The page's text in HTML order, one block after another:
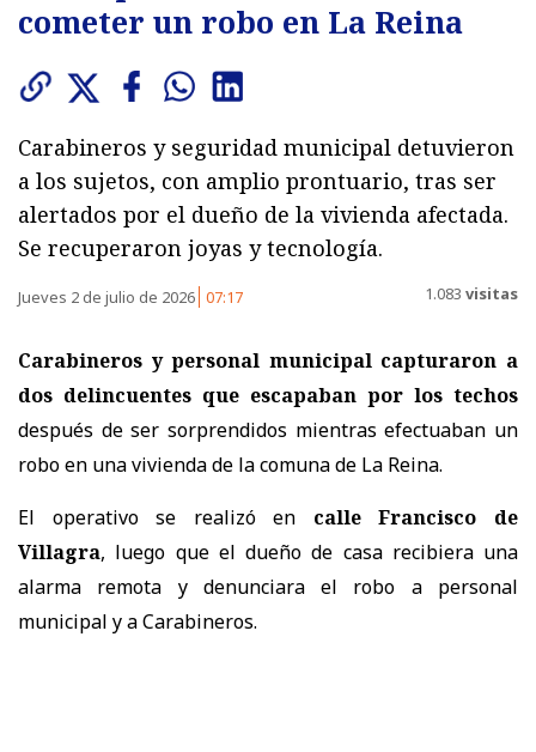
cometer un robo en La Reina
Carabineros y seguridad municipal detuvieron
a los sujetos, con amplio prontuario, tras ser
alertados por el dueño de la vivienda afectada.
Se recuperaron joyas y tecnología.
Jueves 2 de julio de 2026 07:17 1.083 visitas
Carabineros y personal municipal capturaron a
dos delincuentes que escapaban por los techos
después de ser sorprendidos mientras efectuaban un
robo en una vivienda de la comuna de La Reina.
El operativo se realizó en calle Francisco de
Villagra, luego que el dueño de casa recibiera una
alarma remota y denunciara el robo a personal
municipal y a Carabineros.